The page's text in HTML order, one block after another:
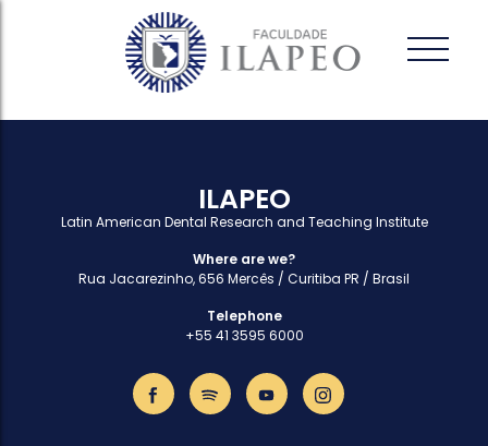
ILAPEO
Latin American Dental Research and Teaching Institute
Where are we?
Rua Jacarezinho, 656 Mercês / Curitiba PR / Brasil
Telephone
+55 41 3595 6000